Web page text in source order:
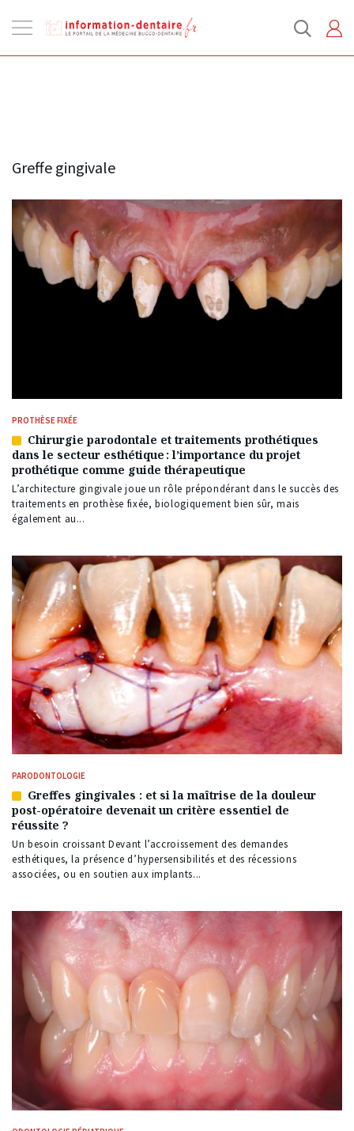
la
Greffe gingivale
PROTHÈSE FIXÉE
Article
réservé
à
nos
abonnés
Chirurgie parodontale et traitements prothétiques
dans le secteur esthétique : l’importance du projet
prothétique comme guide thérapeutique
L’architecture gingivale joue un rôle prépondérant dans le succès des
traitements en prothèse fixée, biologiquement bien sûr, mais
également au...
PARODONTOLOGIE
Article
réservé
à
nos
abonnés
Greffes gingivales : et si la maîtrise de la douleur
post-opératoire devenait un critère essentiel de
réussite ?
Un besoin croissant Devant l’accroissement des demandes
esthétiques, la présence d’hypersensibilités et des récessions
associées, ou en soutien aux implants...